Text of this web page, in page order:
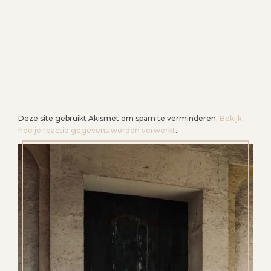
Deze site gebruikt Akismet om spam te verminderen. Bekijk
hoe je reactie gegevens worden verwerkt.